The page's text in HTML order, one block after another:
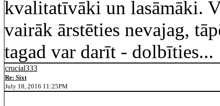
kvalitatīvāki un lasāmāki.
vairāk ārstēties nevajag,
tagad var darīt - dolbīties...
crucial333
Re: Sixt
July 18, 2016 11:25PM